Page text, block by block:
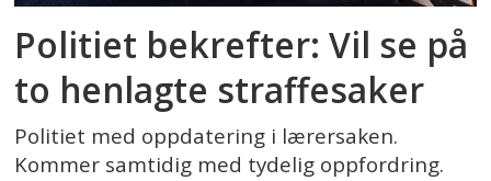
Politiet bekrefter: Vil se på
to henlagte straffesaker
Politiet med oppdatering i lærersaken.
Kommer samtidig med tydelig oppfordring.